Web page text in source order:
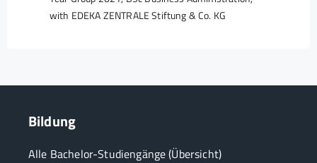
with EDEKA ZENTRALE Stiftung & Co. KG
Bildung
Alle Bachelor-Studiengänge (Übersicht)